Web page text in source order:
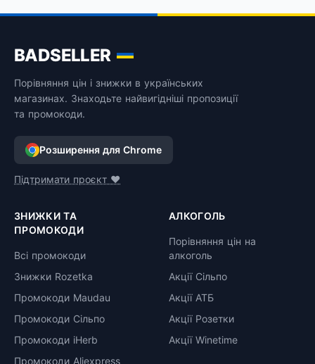
BADSELLER
Порівняння цін і знижки в українських
магазинах. Знаходьте найвигідніші пропозиції
та промокоди.
Розширення для Chrome
Підтримати проєкт ❤️
ЗНИЖКИ ТА
ПРОМОКОДИ
Всі промокоди
Знижки Rozetka
Промокоди Maudau
Промокоди Сільпо
Промокоди iHerb
Промокоди Aliexpress
АЛКОГОЛЬ
Порівняння цін на
алкоголь
Акції Сільпо
Акції АТБ
Акції Розетки
Акції Winetime